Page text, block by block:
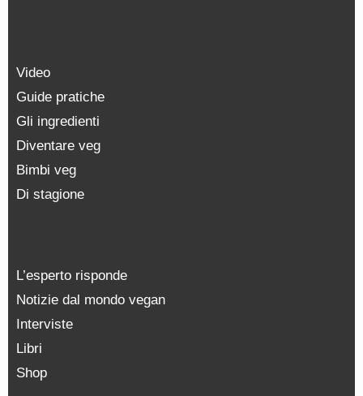
Video
Guide pratiche
Gli ingredienti
Diventare veg
Bimbi veg
Di stagione
L’esperto risponde
Notizie dal mondo vegan
Interviste
Libri
Shop